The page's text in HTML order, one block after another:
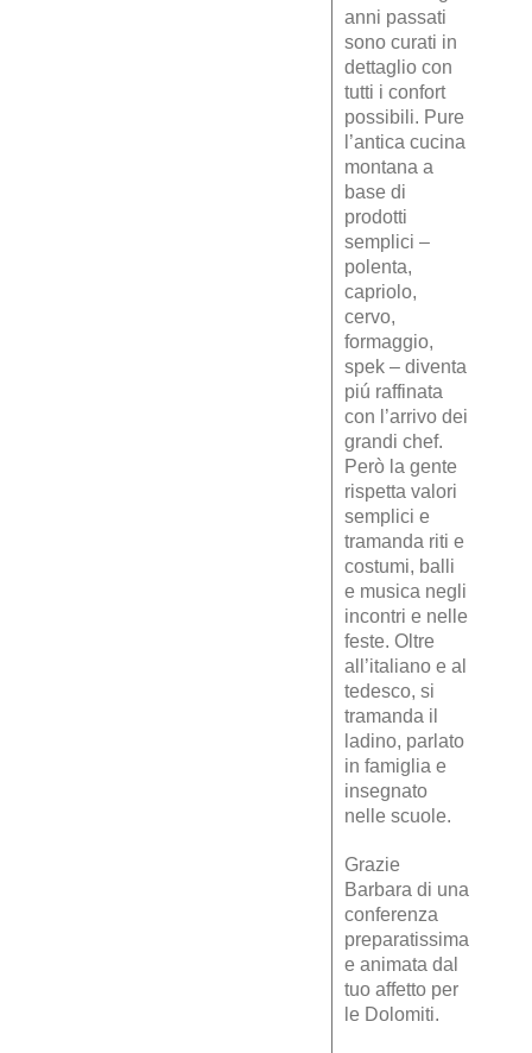
anni passati
sono curati in
dettaglio con
tutti i confort
possibili. Pure
l’antica cucina
montana a
base di
prodotti
semplici –
polenta,
capriolo,
cervo,
formaggio,
spek – diventa
piú raffinata
con l’arrivo dei
grandi chef.
Però la gente
rispetta valori
semplici e
tramanda riti e
costumi, balli
e musica negli
incontri e nelle
feste. Oltre
all’italiano e al
tedesco, si
tramanda il
ladino, parlato
in famiglia e
insegnato
nelle scuole.
Grazie
Barbara di una
conferenza
preparatissima
e animata dal
tuo affetto per
le Dolomiti.